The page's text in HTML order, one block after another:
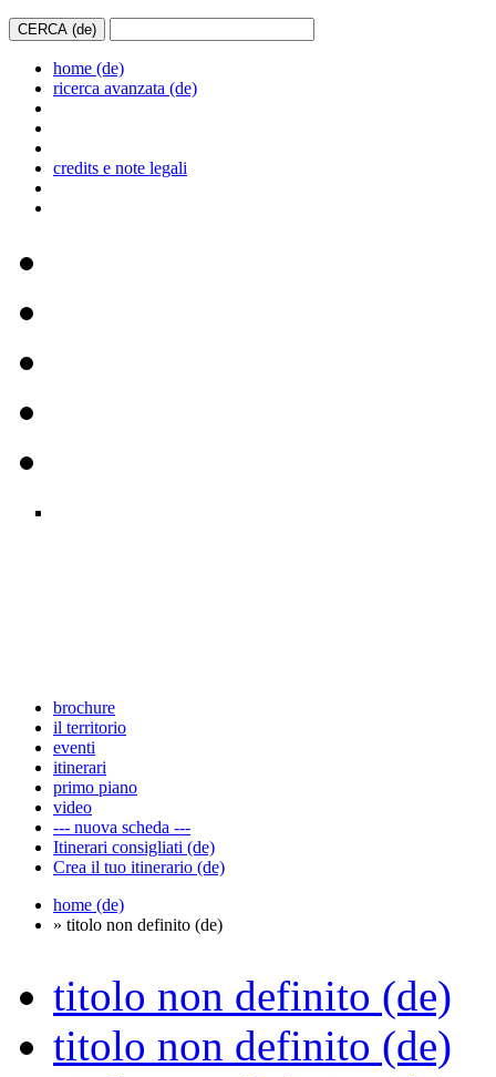
home (de)
ricerca avanzata (de)
credits e note legali
brochure
il territorio
eventi
itinerari
primo piano
video
--- nuova scheda ---
Itinerari consigliati (de)
Crea il tuo itinerario (de)
home (de)
» titolo non definito (de)
titolo non definito (de)
titolo non definito (de)